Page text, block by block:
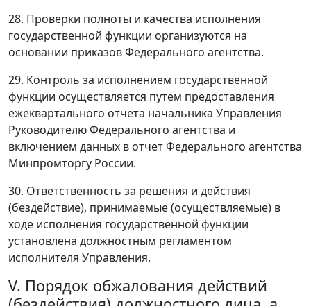
28. Проверки полноты и качества исполнения
государственной функции организуются на
основании приказов Федерального агентства.
29. Контроль за исполнением государственной
функции осуществляется путем предоставления
ежеквартального отчета начальника Управления
Руководителю Федерального агентства и
включением данных в отчет Федерального агентства
Минпромторгу России.
30. Ответственность за решения и действия
(бездействие), принимаемые (осуществляемые) в
ходе исполнения государственной функции
установлена должностным регламентом
исполнителя Управления.
V. Порядок обжалования действий